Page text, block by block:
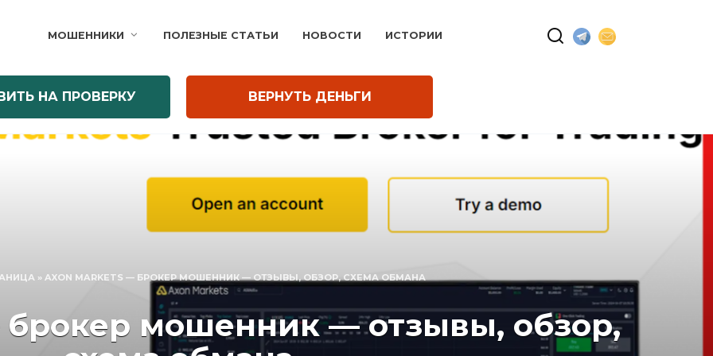
МОШЕННИКИ ПОЛЕЗНЫЕ СТАТЬИ НОВОСТИ ИСТОРИИ
НА ПРОВЕРКУ ВЕРНУТЬ ДЕНЬГИ
» AXON MARKETS — БРОКЕР МОШЕННИК — ОТЗЫВЫ, ОБЗОР, СХЕМА ОБМАНА
мошенник — отзывы, обзор,